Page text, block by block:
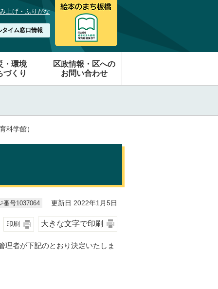
上げ・ふりがな
タイム窓口情報
・環境
づくり
区政情報・区への
お問い合わせ
科学館）
番号1037064 更新日 2022年1月5日
印刷 大きな文字で印刷
理者が下記のとおり決定いたしま